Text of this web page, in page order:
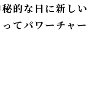
的な日に新し
てパワーチャ